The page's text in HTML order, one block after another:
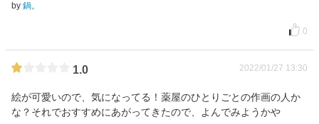
by 鍋。
0
1.0 2022/01/27 13:30
絵が可愛いので、気になってる！薬屋のひとりごとの作画の人か
な？それでおすすめにあがってきたので、よんでみようかや